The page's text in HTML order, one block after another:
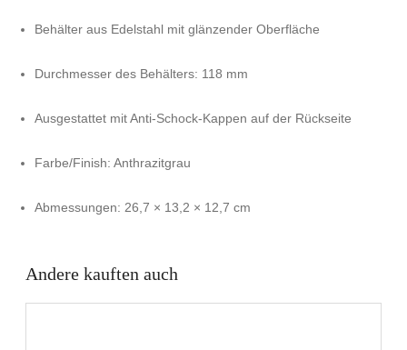
Behälter aus Edelstahl mit glänzender Oberfläche
Durchmesser des Behälters: 118 mm
Ausgestattet mit Anti-Schock-Kappen auf der Rückseite
Farbe/Finish: Anthrazitgrau
Abmessungen: 26,7 × 13,2 × 12,7 cm
Andere kauften auch